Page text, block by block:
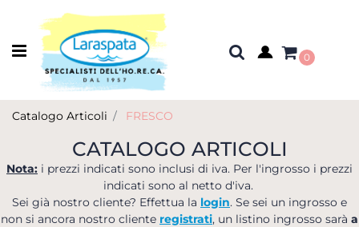
Open menu
0
Catalogo Articoli FRESCO
CATALOGO ARTICOLI
Nota: i prezzi indicati sono inclusi di iva. Per l'ingrosso i prezzi
indicati sono al netto d'iva.
Sei già nostro cliente? Effettua la login. Se sei un ingrosso e
non si ancora nostro cliente registrati, un listino ingrosso sarà a